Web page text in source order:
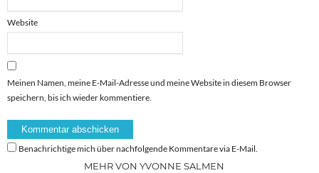
Website
Meinen Namen, meine E-Mail-Adresse und meine Website in diesem Browser
speichern, bis ich wieder kommentiere.
Benachrichtige mich über nachfolgende Kommentare via E-Mail.
MEHR VON YVONNE SALMEN